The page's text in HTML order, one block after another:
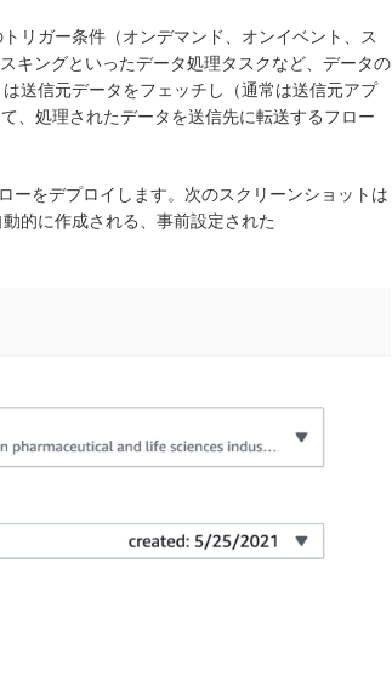
リガー条件（オンデマンド、オンイベント、ス
キングといったデータ処理タスクなど、データの
送信元データをフェッチし（通常は送信元アプ
、処理されたデータを送信先に転送するフロー
ーをデプロイします。次のスクリーンショットは
的に作成される、事前設定された